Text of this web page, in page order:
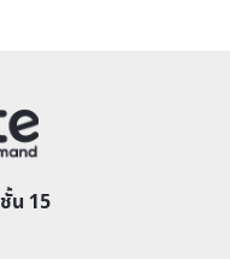
น 15